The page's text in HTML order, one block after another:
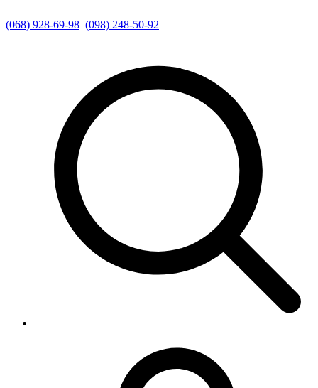
(068) 928-69-98 (098) 248-50-92